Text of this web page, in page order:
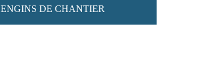
ENGINS DE CHANTIER